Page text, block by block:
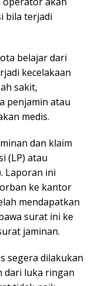
bila terjadi
belajar dari
kecelakaan
sakit,
penjamin atau
medis.
dan klaim
(LP) atau
Laporan ini
ke kantor
mendapatkan
surat ini ke
jaminan.
segera dilakukan
dari luka ringan